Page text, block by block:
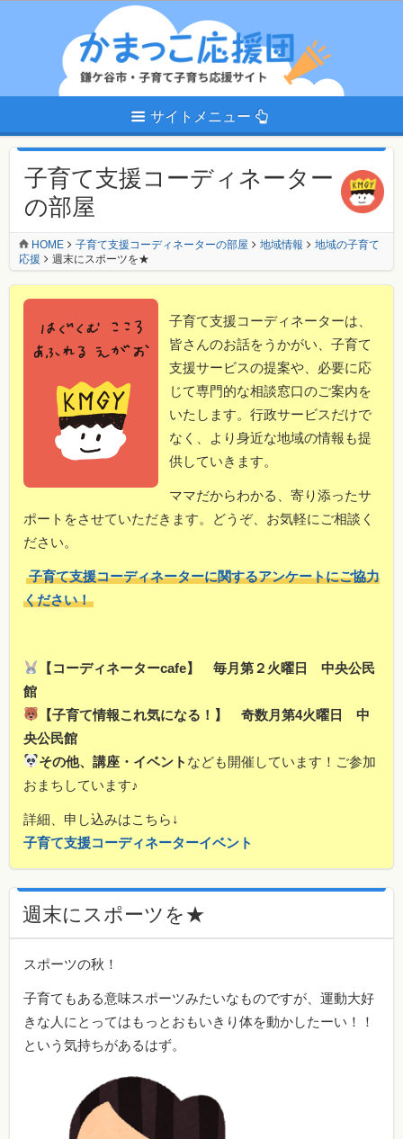
サイトメニュー
子育て支援コーディネーター
の部屋
HOME 子育て支援コーディネーターの部屋 地域情報
地域の子育て
応援
週末にスポーツを★
子育て支援コーディネーターは、
皆さんのお話をうかがい、子育て
支援サービスの提案や、必要に応
じて専門的な相談窓口のご案内を
いたします。行政サービスだけで
なく、より身近な地域の情報も提
供していきます。
ママだからわかる、寄り添ったサ
ポートをさせていただきます。どうぞ、お気軽にご相談く
ださい。
子育て支援コーディネーターに関するアンケートにご協力
ください！
【コーディネーターcafe】 毎月第２火曜日 中央公民
館
【子育て情報これ気になる！】 奇数月第4火曜日 中
央公民館
その他、講座・イベント なども開催しています！ご参加
おまちしています♪
詳細、申し込みはこちら↓
子育て支援コーディネーターイベント
週末にスポーツを★
スポーツの秋！
子育てもある意味スポーツみたいなものですが、運動大好
きな人にとってはもっとおもいきり体を動かしたーい！！
という気持ちがあるはず。